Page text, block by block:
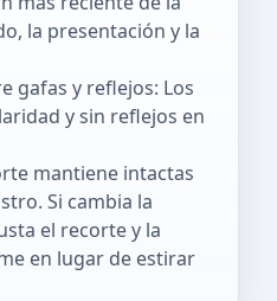
la presentación y la
gafas y reflejos: Los
y sin reflejos en
mantiene intactas
Si cambia la
el recorte y la
en lugar de estirar